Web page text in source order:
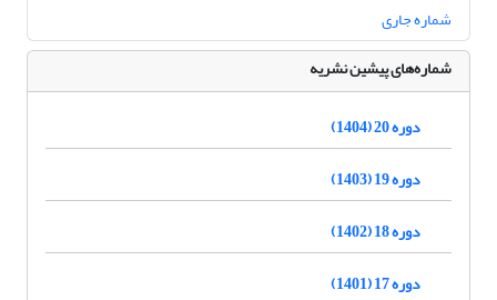
شماره جاری
شماره‌های پیشین نشریه
دوره 20 (1404)
دوره 19 (1403)
دوره 18 (1402)
دوره 17 (1401)